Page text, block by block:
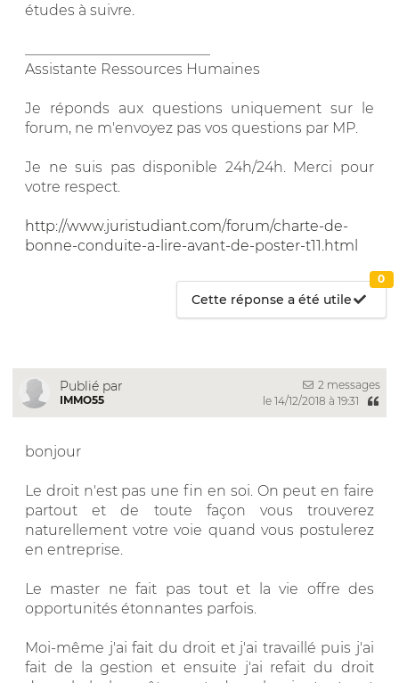
études à suivre.
Assistante Ressources Humaines
Je réponds aux questions uniquement sur le
forum, ne m'envoyez pas vos questions par MP.
Je ne suis pas disponible 24h/24h. Merci pour
votre respect.
http://www.juristudiant.com/forum/charte-de-
bonne-conduite-a-lire-avant-de-poster-t11.html
Cette réponse a été utile
0
Publié par
IMMO55
2 messages
le 14/12/2018 à 19:31
bonjour
Le droit n'est pas une fin en soi. On peut en faire
partout et de toute façon vous trouverez
naturellement votre voie quand vous postulerez
en entreprise.
Le master ne fait pas tout et la vie offre des
opportunités étonnantes parfois.
Moi-même j'ai fait du droit et j'ai travaillé puis j'ai
fait de la gestion et ensuite j'ai refait du droit